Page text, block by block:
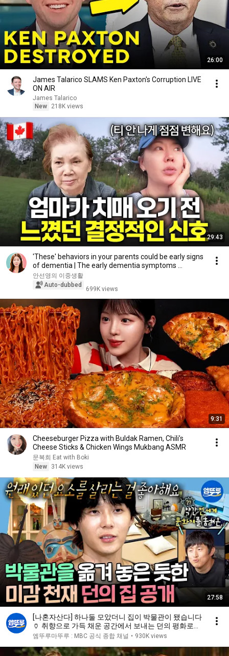
26:00
James Talarico SLAMS Ken Paxton's Corruption LIVE
ON AIR
James Talarico
New
218K views
29:43
'These' behaviors in your parents could be early signs
of dementia | The early dementia symptoms ...
안선영의 이중생활
Auto-dubbed
699K views
9:31
Cheeseburger Pizza with Buldak Ramen, Chili’s
Cheese Sticks & Chicken Wings Mukbang ASMR
문복희 Eat with Boki
New
314K views
27:58
[나혼자산다] 하나둘 모았더니 집이 박물관이 됐습니다
🏺 취향으로 가득 채운 공간에서 보내는 던의 평화로운
하루 | #던 MBC260724방송
엠뚜루마뚜루 : MBC 공식 종합 채널 • 930K views